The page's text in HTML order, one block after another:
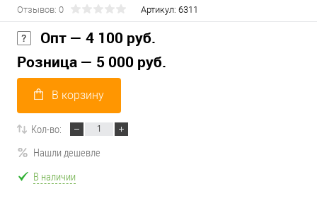
Отзывов: 0 Артикул: 6311
Опт — 4 100 руб.
Розница — 5 000 руб.
В корзину
Кол-во:
Нашли дешевле
В наличии